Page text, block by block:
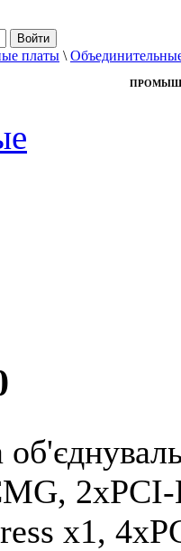
платы \
x1,